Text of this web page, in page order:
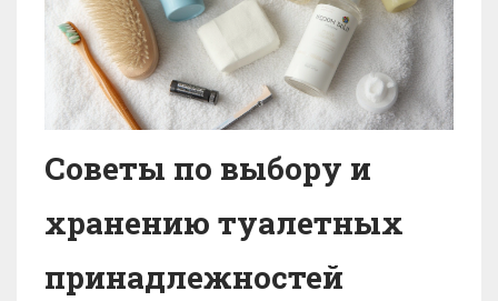
Советы по выбору и
хранению туалетных
принадлежностей